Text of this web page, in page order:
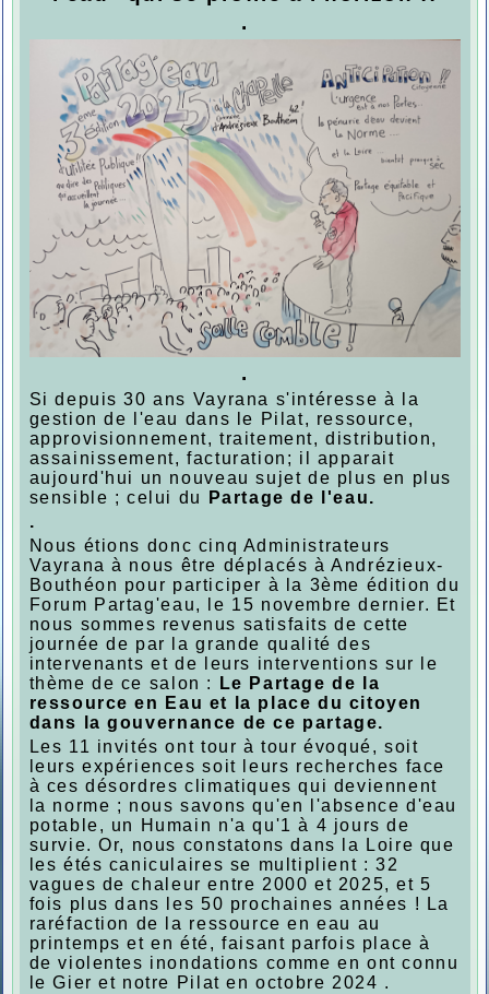
.
.
Si depuis 30 ans Vayrana s'intéresse à la
gestion de l'eau dans le Pilat, ressource,
approvisionnement, traitement, distribution,
assainissement, facturation; il apparait
aujourd'hui un nouveau sujet de plus en plus
sensible ; celui du
Partage de l'eau.
.
Nous étions donc cinq Administrateurs
Vayrana à nous être déplacés à Andrézieux-
Bouthéon pour participer à la 3ème édition du
Forum Partag'eau, le 15 novembre dernier. Et
nous sommes revenus satisfaits de cette
journée de par la grande qualité des
intervenants et de leurs interventions sur le
thème de ce salon :
Le Partage de la
ressource en Eau et la place du citoyen
dans la gouvernance de ce partage.
Les 11 invités ont tour à tour évoqué, soit
leurs expériences soit leurs recherches face
à ces désordres climatiques qui deviennent
la norme ; nous savons qu'en l'absence d'eau
potable, un Humain n'a qu'1 à 4 jours de
survie. Or, nous constatons dans la Loire que
les étés caniculaires se multiplient : 32
vagues de chaleur entre 2000 et 2025, et 5
fois plus dans les 50 prochaines années ! La
raréfaction de la ressource en eau au
printemps et en été, faisant parfois place à
de violentes inondations comme en ont connu
le Gier et notre Pilat en octobre 2024 .